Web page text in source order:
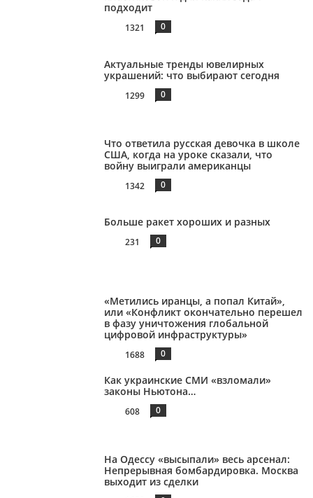
подходит
1321 0
Актуальные тренды ювелирных
украшений: что выбирают сегодня
1299 0
Что ответила русская девочка в школе
США, когда на уроке сказали, что
войну выиграли американцы
1342 0
Больше ракет хороших и разных
231 0
«Метились иранцы, а попал Китай»,
или «Конфликт окончательно перешел
в фазу уничтожения глобальной
цифровой инфраструктуры»
1688 0
Как украинские СМИ «взломали»
законы Ньютона…
608 0
На Одессу «высыпали» весь арсенал:
Непрерывная бомбардировка. Москва
выходит из сделки